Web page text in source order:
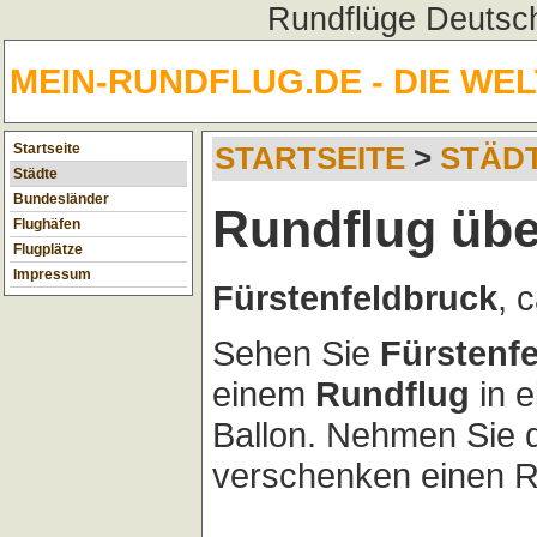
Rundflüge
MEIN-RUNDFLUG.DE - DIE
Startseite
Städte
Bundesländer
Flughäfen
Flugplätze
Impressum
STARTSEITE >
Rundflug
Fürstenfeldbruck,
Sehen Sie
einem Rundflug in
Ballon. Nehmen Sie
verschenken einen